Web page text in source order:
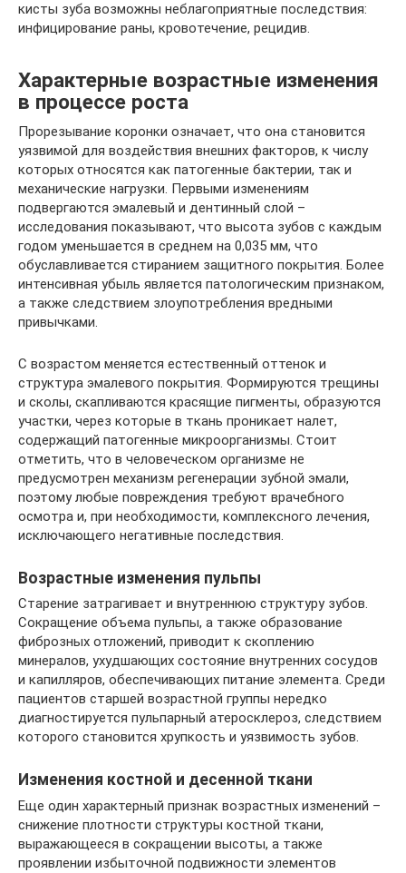
кисты зуба возможны неблагоприятные последствия:
инфицирование раны, кровотечение, рецидив.
Характерные возрастные изменения
в процессе роста
Прорезывание коронки означает, что она становится
уязвимой для воздействия внешних факторов, к числу
которых относятся как патогенные бактерии, так и
механические нагрузки. Первыми изменениям
подвергаются эмалевый и дентинный слой –
исследования показывают, что высота зубов с каждым
годом уменьшается в среднем на 0,035 мм, что
обуславливается стиранием защитного покрытия. Более
интенсивная убыль является патологическим признаком,
а также следствием злоупотребления вредными
привычками.
С возрастом меняется естественный оттенок и
структура эмалевого покрытия. Формируются трещины
и сколы, скапливаются красящие пигменты, образуются
участки, через которые в ткань проникает налет,
содержащий патогенные микроорганизмы. Стоит
отметить, что в человеческом организме не
предусмотрен механизм регенерации зубной эмали,
поэтому любые повреждения требуют врачебного
осмотра и, при необходимости, комплексного лечения,
исключающего негативные последствия.
Возрастные изменения пульпы
Старение затрагивает и внутреннюю структуру зубов.
Сокращение объема пульпы, а также образование
фиброзных отложений, приводит к скоплению
минералов, ухудшающих состояние внутренних сосудов
и капилляров, обеспечивающих питание элемента. Среди
пациентов старшей возрастной группы нередко
диагностируется пульпарный атеросклероз, следствием
которого становится хрупкость и уязвимость зубов.
Изменения костной и десенной ткани
Еще один характерный признак возрастных изменений –
снижение плотности структуры костной ткани,
выражающееся в сокращении высоты, а также
проявлении избыточной подвижности элементов